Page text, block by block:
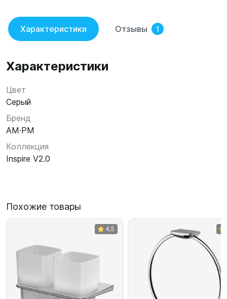
Характеристики Отзывы 1
Характеристики
Цвет
Серый
Бренд
AM·PM
Коллекция
Inspire V2.0
Похожие товары
4,5